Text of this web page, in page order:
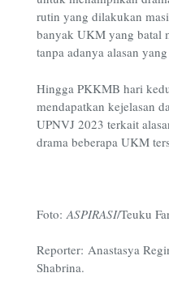
rutin yang dilakukan
banyak UKM yang batal
tanpa adanya alasan
Hingga PKKMB hari
mendapatkan kejelasan
UPNVJ 2023 terkait
drama beberapa UKM
Foto: ASPIRASI/Teuku
Reporter: Anastasya
Shabrina.